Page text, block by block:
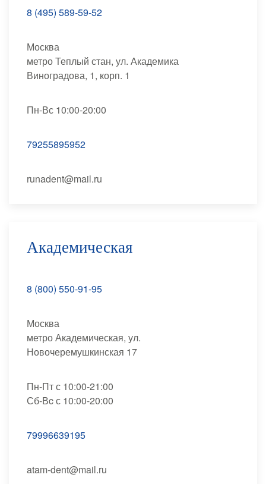
8 (495) 589-59-52
Москва
метро Теплый стан, ул. Академика
Виноградова, 1, корп. 1
Пн-Вс 10:00-20:00
79255895952
runadent@mail.ru
Академическая
8 (800) 550-91-95
Москва
метро Академическая, ул.
Новочеремушкинская 17
Пн-Пт с 10:00-21:00
Сб-Вc с 10:00-20:00
79996639195
atam-dent@mail.ru